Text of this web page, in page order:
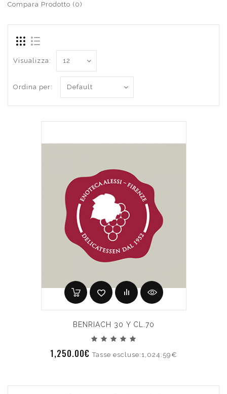
Compara Prodotto (0)
Visualizza:
Ordina per:
BENRIACH 30 Y CL.70
1,250.00€Tasse escluse:1,024.59€